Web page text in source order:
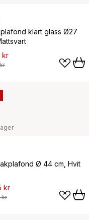
klart glass Ø27
kr
Ø 44 cm, Hvit
kr
kr